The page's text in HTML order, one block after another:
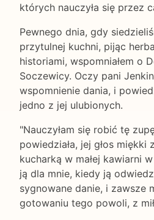
których nauczyła się przez
Pewnego dnia, gdy
przytulnej kuchni, pijąc
historiami, wspomniałem o
Soczewicy. Oczy pani
wspomnienie dania, i
jedno z jej ulubionych.
"Nauczyłam się robić tę
powiedziała, jej głos miękki
kucharką w małej kawiarni
ją dla mnie, kiedy ją
sygnowane danie, i zawsze
gotowaniu tego powoli, z